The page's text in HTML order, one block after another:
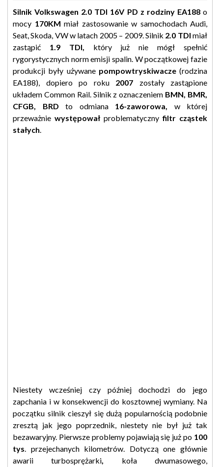
Silnik Volkswagen 2.0 TDI 16V PD z rodziny EA188 o
mocy 170KM miał zastosowanie w samochodach Audi,
Seat, Skoda, VW w latach 2005 – 2009. Silnik 2.0 TDI miał
zastąpić 1.9 TDI, który już nie mógł spełnić
rygorystycznych norm emisji spalin. W początkowej fazie
produkcji były używane pompowtryskiwacze(rodzina
EA188), dopiero po roku 2007 zostały zastąpione
układem Common Rail. Silnik z oznaczeniem BMN, BMR,
CFGB, BRD to odmiana 16-zaworowa, w której
przeważnie występował problematycznyfiltr cząstek
stałych.
Niestety wcześniej czy później dochodzi do jego
zapchania i w konsekwencji do kosztownej wymiany. Na
początku silnik cieszył się dużą popularnością podobnie
zresztą jak jego poprzednik, niestety nie był już tak
bezawaryjny. Pierwsze problemy pojawiają się już po 100
tys. przejechanych kilometrów. Dotyczą one głównie
awarii turbosprężarki, koła dwumasowego,